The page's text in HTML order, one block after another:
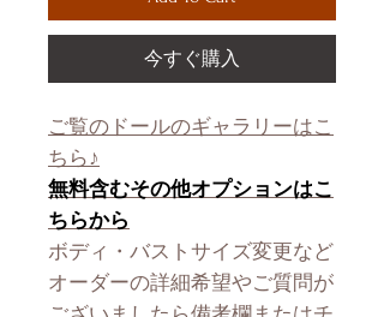
今すぐ購入
ご覧のドールのギャラリーはこ
ちら♪
無料含むその他オプションはこ
ちらから
ボディ・バストサイズ変更など
オーダーの詳細希望やご質問が